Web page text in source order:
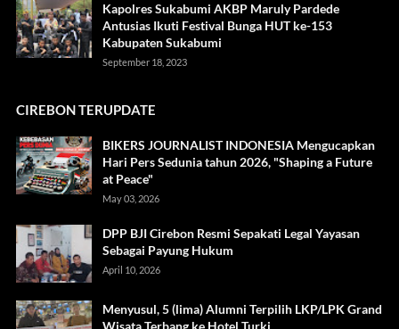
Kapolres Sukabumi AKBP Maruly Pardede
Antusias Ikuti Festival Bunga HUT ke-153
Kabupaten Sukabumi
September 18, 2023
CIREBON TERUPDATE
BIKERS JOURNALIST INDONESIA Mengucapkan
Hari Pers Sedunia tahun 2026, "Shaping a Future
at Peace"
May 03, 2026
DPP BJI Cirebon Resmi Sepakati Legal Yayasan
Sebagai Payung Hukum
April 10, 2026
Menyusul, 5 (lima) Alumni Terpilih LKP/LPK Grand
Wisata Terbang ke Hotel Turki